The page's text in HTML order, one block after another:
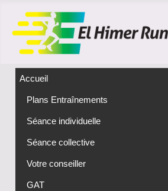
Accueil
Plans Entraînements
Séance individuelle
Séance collective
Votre conseiller
GAT